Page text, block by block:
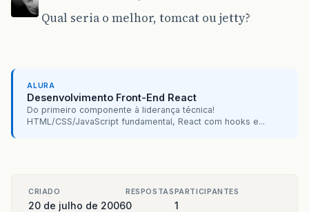
Qual seria o melhor, tomcat ou jetty?
ALURA
Desenvolvimento Front-End React
Do primeiro componente à liderança técnica!
HTML/CSS/JavaScript fundamental, React com hooks e...
CRIADO
20 de julho de 2006
RESPOSTAS
0
PARTICIPANTES
1